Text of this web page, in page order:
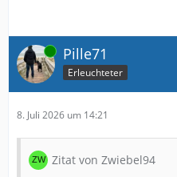
gemeinsam nach der
Edit meinte eigentlich, "
Mutti".
Sorry, aber der musste jetzt
Online Pille71
Erleuchteter
8. Juli 2026 um 14:21
Zitat von Zwiebel94